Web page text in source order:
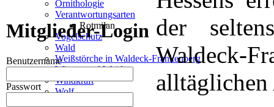
Ornithologie
Verantwortungsarten
Rotmilan
Vogelschutz
Wald
Weißstörche in Waldeck-Frankenberg
Wiesen und Weiden
Windkraft
Wolf
Mitglieder-Login
Benutzername
Passwort
der